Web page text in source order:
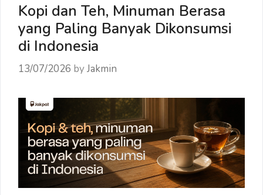
tahun
ini?
Kopi dan Teh, Minuman Berasa
yang Paling Banyak Dikonsumsi
di Indonesia
13/07/2026 byJakmin